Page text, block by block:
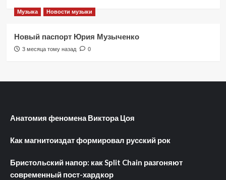
Музыка Новости музыки
Новый паспорт Юрия Музыченко
3 месяца тому назад 0
Анатомия феномена Виктора Цоя
Как магнитоиздат формировал русский рок
Бристольский напор: как Split Chain разгоняют
современный пост-хардкор